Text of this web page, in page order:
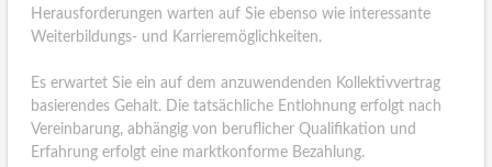
Herausforderungen warten auf Sie ebenso wie interessante
Weiterbildungs- und Karrieremöglichkeiten.
Es erwartet Sie ein auf dem anzuwendenden Kollektivvertrag
basierendes Gehalt. Die tatsächliche Entlohnung erfolgt nach
Vereinbarung, abhängig von beruflicher Qualifikation und
Erfahrung erfolgt eine marktkonforme Bezahlung.